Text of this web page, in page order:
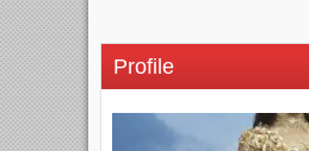
Profile